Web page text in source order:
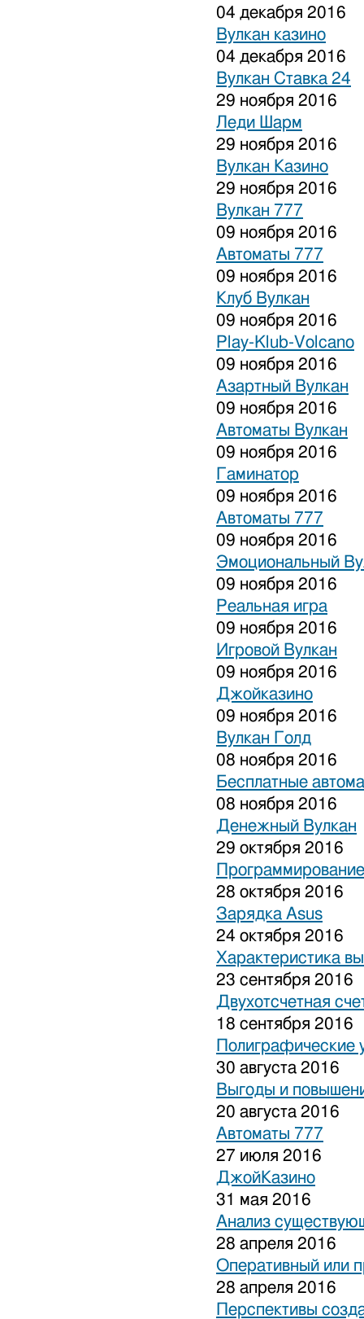
04 декабря 2016
Вулкан казино
04 декабря 2016
Вулкан Ставка 24
29 ноября 2016
Леди Шарм
29 ноября 2016
Вулкан Казино
29 ноября 2016
Вулкан 777
09 ноября 2016
Автоматы 777
09 ноября 2016
Клуб Вулкан
09 ноября 2016
Play-Klub-Volcano
09 ноября 2016
Азартный Вулкан
09 ноября 2016
Автоматы Вулкан
09 ноября 2016
Гаминатор
09 ноября 2016
Автоматы 777
09 ноября 2016
Эмоциональный
09 ноября 2016
Реальная игра
09 ноября 2016
Игровой Вулкан
09 ноября 2016
Джойказино
09 ноября 2016
Вулкан Голд
08 ноября 2016
Бесплатные
08 ноября 2016
Денежный Вулкан
29 октября 2016
28 октября 2016
Зарядка Asus
24 октября 2016
Характеристика
23 сентября 2016
Двухотсчетная
18 сентября 2016
Полиграфические
30 августа 2016
Выгоды и
20 августа 2016
Автоматы 777
27 июля 2016
ДжойКазино
31 мая 2016
Анализ
28 апреля 2016
Оперативный или
28 апреля 2016
Перспективы